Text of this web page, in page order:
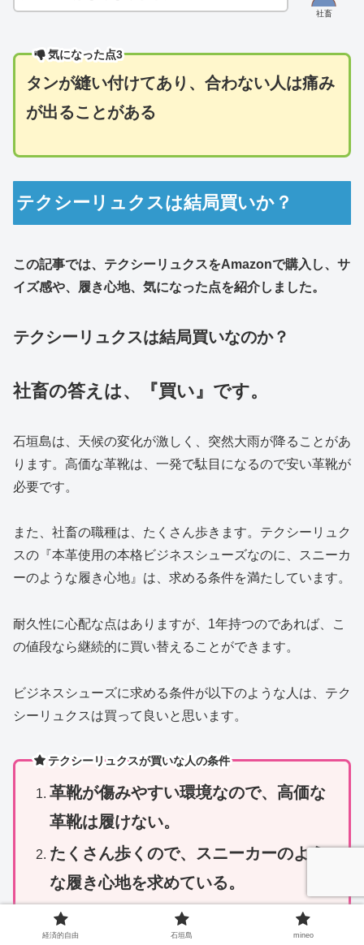
社畜
気になった点3
タンが縫い付けてあり、合わない人は痛み
が出ることがある
テクシーリュクスは結局買いか？
この記事では、テクシーリュクスをAmazonで購入し、サ
イズ感や、履き心地、気になった点を紹介しました。
テクシーリュクスは結局買いなのか？
社畜の答えは、『買い』です。
石垣島は、天候の変化が激しく、突然大雨が降ることがあ
ります。高価な革靴は、一発で駄目になるので安い革靴が
必要です。
また、社畜の職種は、たくさん歩きます。テクシーリュク
スの『本革使用の本格ビジネスシューズなのに、スニーカ
ーのような履き心地』は、求める条件を満たしています。
耐久性に心配な点はありますが、1年持つのであれば、こ
の値段なら継続的に買い替えることができます。
ビジネスシューズに求める条件が以下のような人は、テク
シーリュクスは買って良いと思います。
テクシーリュクスが買いな人の条件
革靴が傷みやすい環境なので、高価な
革靴は履けない。
たくさん歩くので、スニーカーのよう
な履き心地を求めている。
1足5,000〜6,000円であれば、毎年買い
経済的自由 石垣島 mineo